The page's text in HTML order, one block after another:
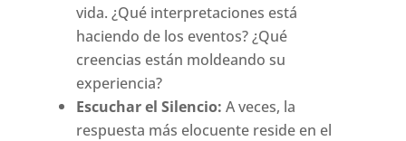
vida. ¿Qué interpretaciones está
haciendo de los eventos? ¿Qué
creencias están moldeando su
experiencia?
Escuchar el Silencio: A veces, la
respuesta más elocuente reside en el